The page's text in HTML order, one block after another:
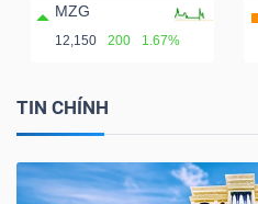
MZG
12,150 200 1.67%
TIN CHÍNH